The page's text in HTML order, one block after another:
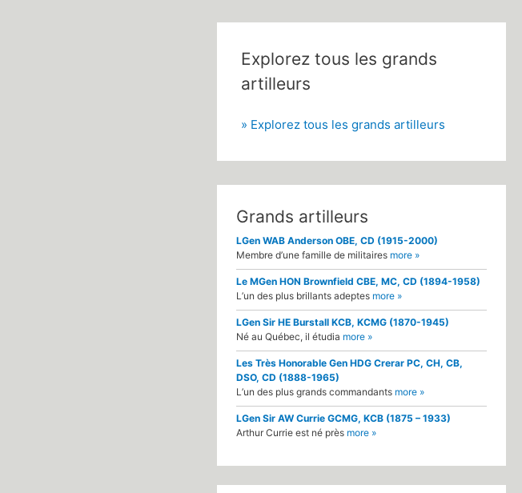
Explorez tous les grands
artilleurs
» Explorez tous les grands artilleurs
Grands artilleurs
LGen WAB Anderson OBE, CD (1915-2000)
Membre d’une famille de militaires more »
Le MGen HON Brownfield CBE, MC, CD (1894-1958)
L’un des plus brillants adeptes more »
LGen Sir HE Burstall KCB, KCMG (1870-1945)
Né au Québec, il étudia more »
Les Très Honorable Gen HDG Crerar PC, CH, CB,
DSO, CD (1888-1965)
L’un des plus grands commandants more »
LGen Sir AW Currie GCMG, KCB (1875 – 1933)
Arthur Currie est né près more »